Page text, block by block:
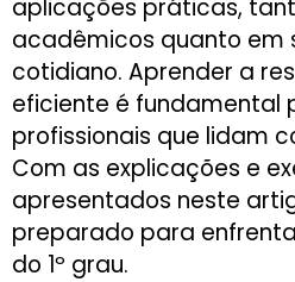
aplicações práticas,
acadêmicos quanto em
cotidiano. Aprender a
eficiente é fundamental
profissionais que lidam
Com as explicações e
apresentados neste
preparado para
do 1º grau.